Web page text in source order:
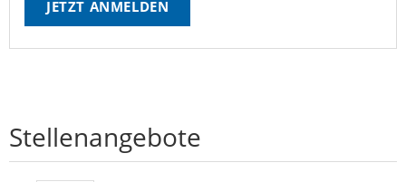
JETZT ANMELDEN
Stellenangebote